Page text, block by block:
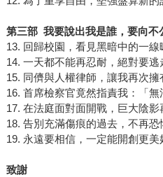
第三部 我要說出我是誰，要向不
13. 回歸校園，看見黑暗中的一線
14. 一天都不能再忍耐，絕對要逃
15. 同儕與人權律師，讓我再次擁
16. 首席檢察官竟然指責我：「無
17. 在法庭面對面開戰，巨大陰影
18. 告別充滿傷痕的過去，不再恐
19. 永遠要相信，一定能開創更美
致謝